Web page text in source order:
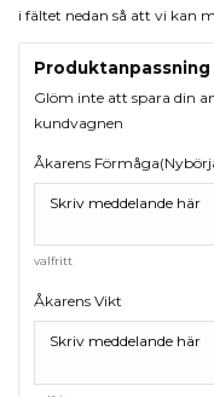
i fältet nedan så att vi kan
Produktanpassning
Glöm inte att spara din
kundvagnen
Åkarens
valfritt
Åkarens Vikt